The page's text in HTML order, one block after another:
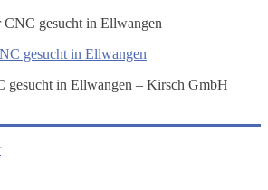
CNC gesucht in Ellwangen
gesucht in Ellwangen – Kirsch GmbH